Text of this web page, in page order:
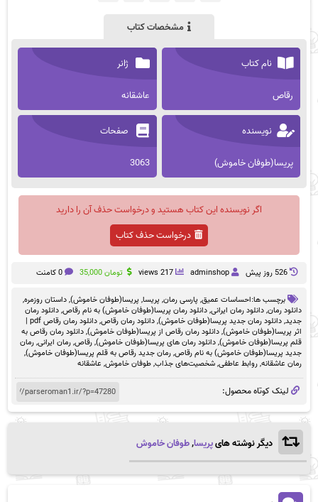
مشخصات کتاب
نام کتاب
رقاص
ژانر
عاشقانه
نویسنده
پریسا(طوفان خاموش)
صفحات
3063
اگر نویسنده این کتاب هستید و درخواست حذف آن را دارید
درخواست حذف کتاب
526 روز پيش adminshop
217 views تومان35,000 0 کامنت
برچسب ها:احساسات عمیق, پارسی رمان, پریسا, پریسا(طوفان خاموش),داستان روزمره,
دانلود رمان,دانلود رمان ایرانی,دانلود رمان پریسا(طوفان خاموش) به نام رقاص,دانلود رمان
جدید,دانلود رمان جدید پریسا(طوفان خاموش),دانلود رمان رقاص,
دانلود رمان رقاص pdf |
اثر پریسا(طوفان خاموش),دانلود رمان رقاص از پریسا(طوفان خاموش),دانلود رمان رقاص به
قلم پریسا(طوفان خاموش),دانلود رمان های پریسا(طوفان خاموش),رقاص,رمان ایرانی,رمان
جدید پریسا(طوفان خاموش) به نام رقاص,رمان جدید رقاص به قلم پریسا(طوفان خاموش),
رمان عاشقانه,روابط عاطفی,شخصیت‌های جذاب,طوفان خاموش, عاشقانه
لینک کوتاه محصول:
دیگر نوشته هایپریسا,طوفان خاموش